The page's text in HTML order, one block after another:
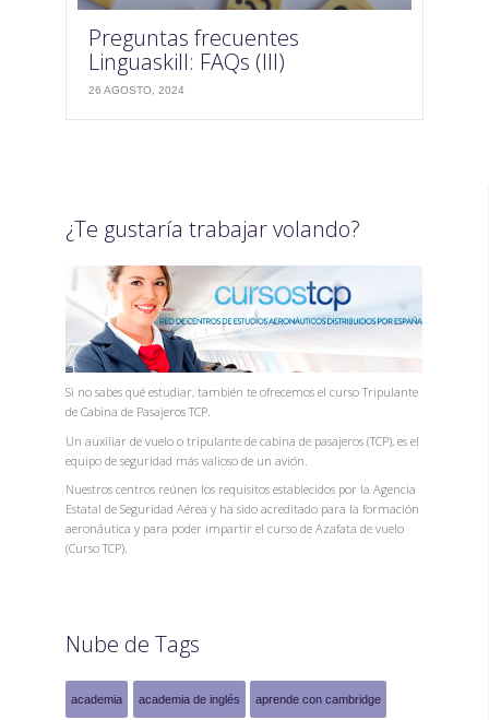
Preguntas frecuentes
Linguaskill: FAQs (III)
26 AGOSTO, 2024
¿Te gustaría trabajar volando?
Si no sabes qué estudiar, también te ofrecemos el curso Tripulante
de Cabina de Pasajeros TCP.
Un auxiliar de vuelo o tripulante de cabina de pasajeros (TCP), es el
equipo de seguridad más valioso de un avión.
Nuestros centros reúnen los requisitos establecidos por la Agencia
Estatal de Seguridad Aérea y ha sido acreditado para la formación
aeronáutica y para poder impartir el curso de Azafata de vuelo
(Curso TCP).
Nube de Tags
academia academia de inglés aprende con cambridge